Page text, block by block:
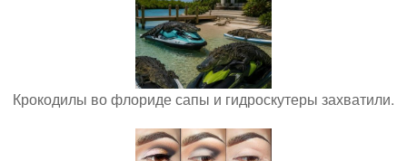
Крокодилы во флориде сапы и гидроскутеры захватили.